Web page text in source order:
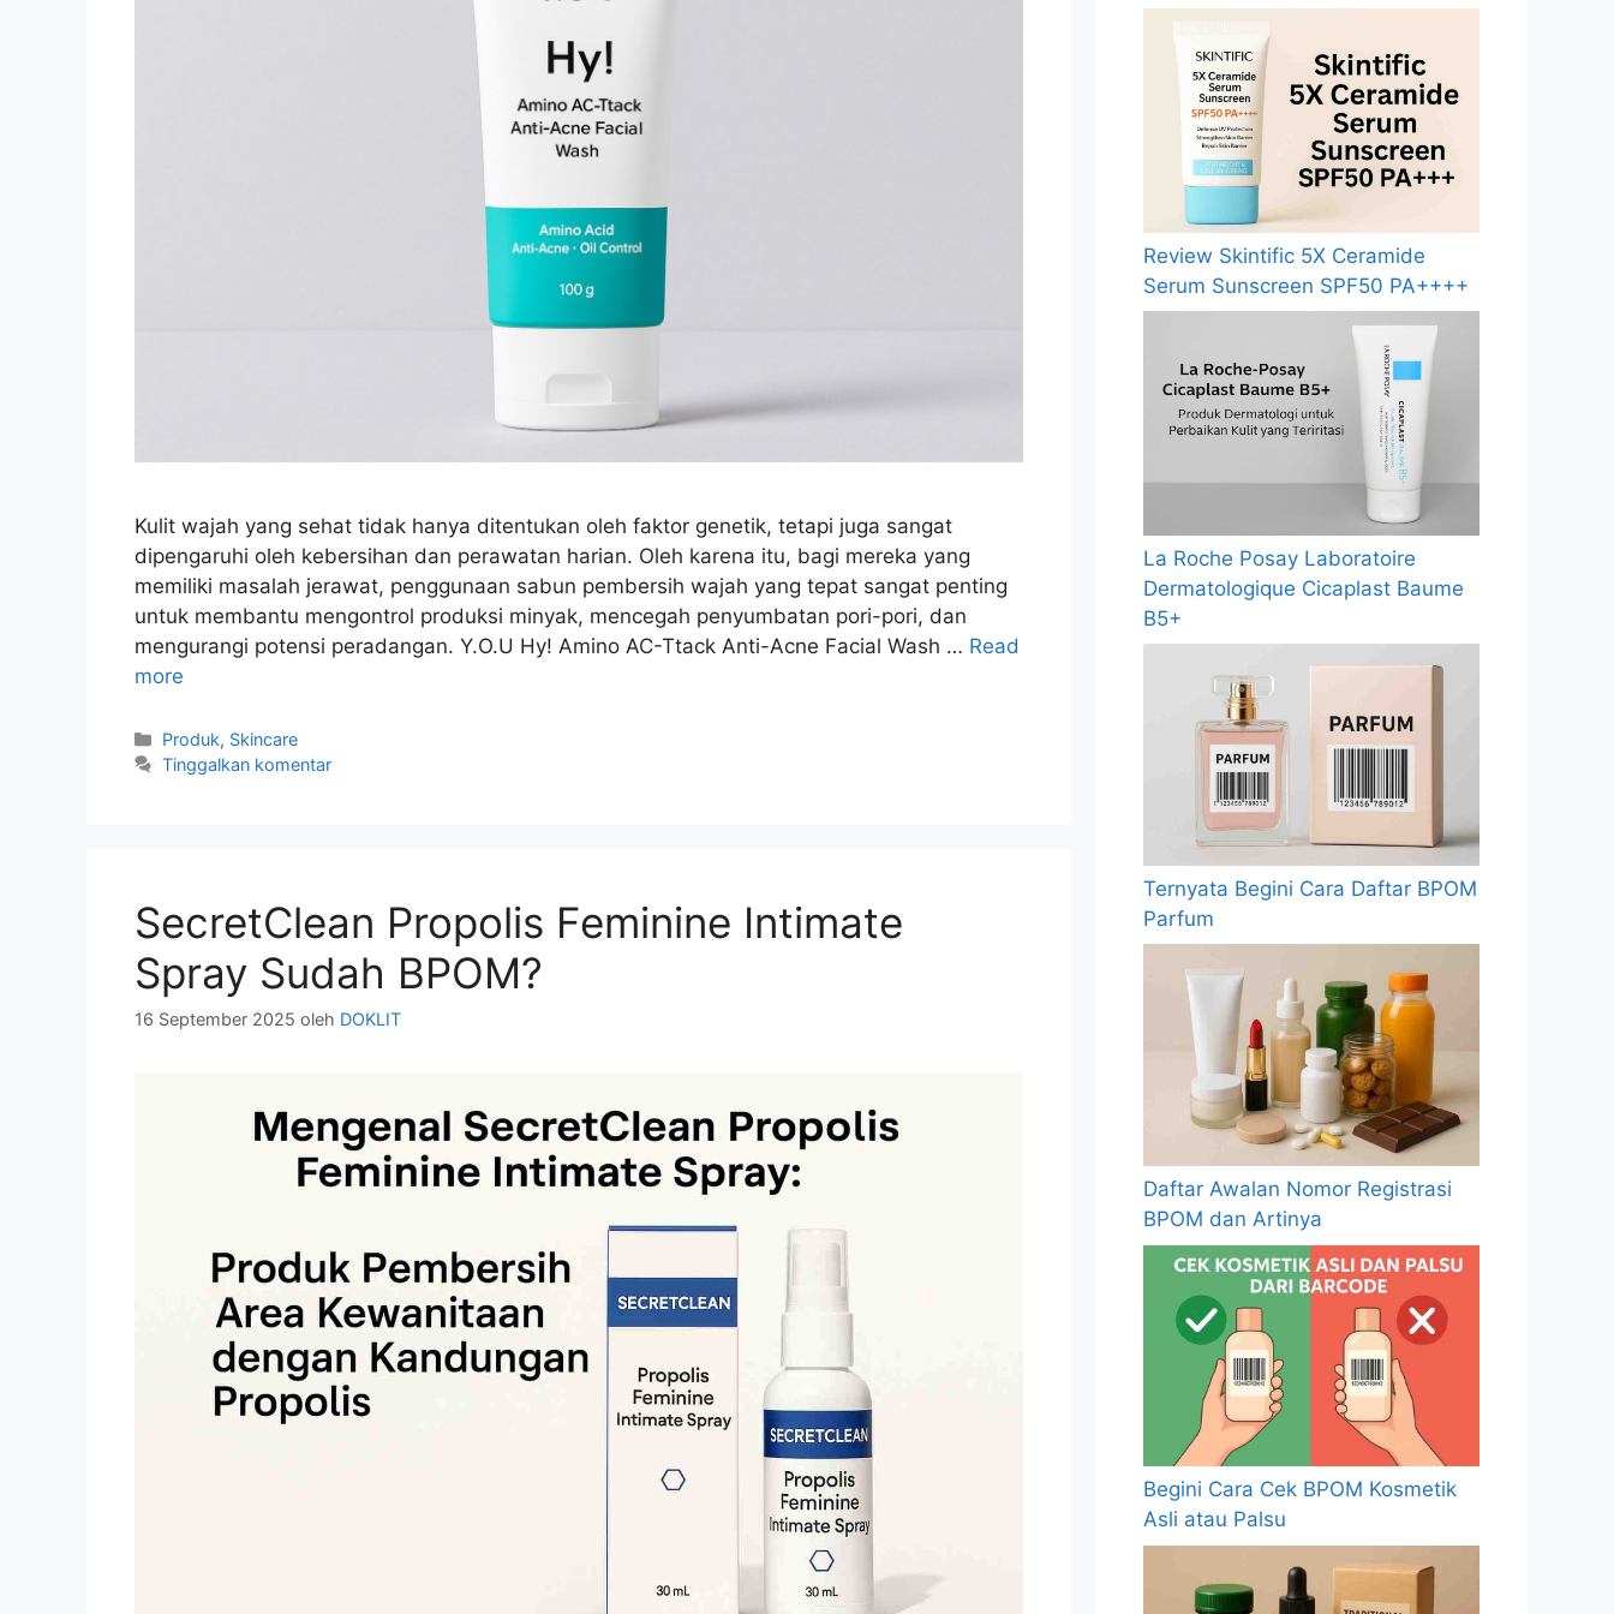
Kulit wajah yang sehat tidak hanya ditentukan oleh faktor genetik, tetapi juga sangat
dipengaruhi oleh kebersihan dan perawatan harian. Oleh karena itu, bagi mereka yang
memiliki masalah jerawat, penggunaan sabun pembersih wajah yang tepat sangat penting
untuk membantu mengontrol produksi minyak, mencegah penyumbatan pori-pori, dan
mengurangi potensi peradangan. Y.O.U Hy! Amino AC-Ttack Anti-Acne Facial Wash … Read
more
Kategori
Produk, Skincare
Tinggalkan komentar
SecretClean Propolis Feminine Intimate
Spray Sudah BPOM?
16 September 2025 oleh DOKLIT
Review Skintific 5X Ceramide
Serum Sunscreen SPF50 PA++++
La Roche Posay Laboratoire
Dermatologique Cicaplast Baume
B5+
Ternyata Begini Cara Daftar BPOM
Parfum
Daftar Awalan Nomor Registrasi
BPOM dan Artinya
Begini Cara Cek BPOM Kosmetik
Asli atau Palsu